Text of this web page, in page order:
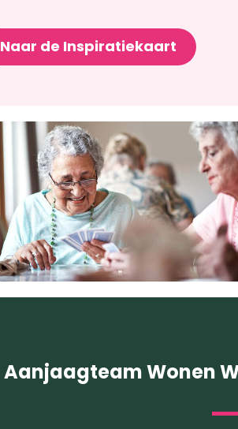
Naar de Inspiratiekaart
Aanjaagteam Wonen